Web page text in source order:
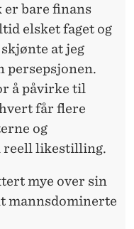
er bare finans
elsket faget og
at jeg
persepsjonen.
å påvirke til
får flere
og
reell likestilling.
mye over sin
mannsdominerte